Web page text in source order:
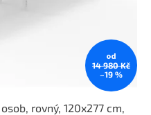
od
14 980 Kč
–19 %
rovný, 120x277 cm,